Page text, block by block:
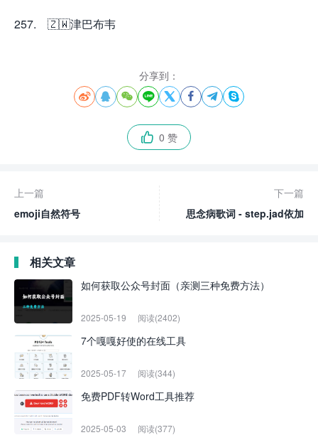
257. 🇿🇼津巴布韦
分享到：
       
 0 赞
上一篇
emoji自然符号
下一篇
思念病歌词 - step.jad依加
相关文章
如何获取公众号封面（亲测三种免费方法）
2025-05-19 阅读(2402)
7个嘎嘎好使的在线工具
2025-05-17 阅读(344)
免费PDF转Word工具推荐
2025-05-03 阅读(377)